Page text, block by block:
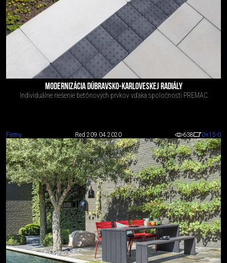
MODERNIZÁCIA DÚBRAVSKO-KARLOVESKEJ RADIÁLY
Individuálne riešenie betónových prvkov vďaka spoločnosti PREMAC
Firmy Red 209.04.2020 638 0+15-0